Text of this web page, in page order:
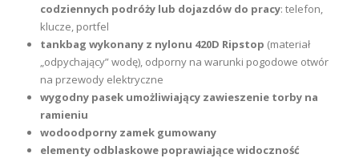
codziennych podróży lub dojazdów do pracy: telefon,
klucze, portfel
tankbag wykonany z nylonu 420D Ripstop (materiał
„odpychający” wodę), odporny na warunki pogodowe otwór
na przewody elektryczne
wygodny pasek umożliwiający zawieszenie torby na
ramieniu
wodoodporny zamek gumowany
elementy odblaskowe poprawiające widoczność